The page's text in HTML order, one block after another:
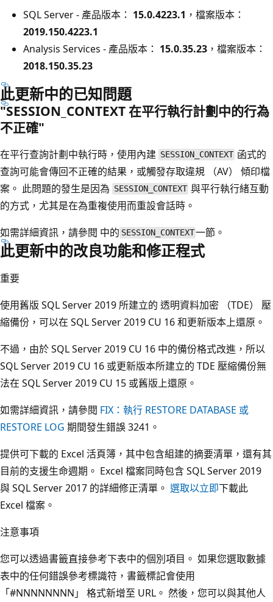
SQL Server - 產品版本： 15.0.4223.1 ，檔案版本：
2019.150.4223.1
Analysis Services - 產品版本： 15.0.35.23 ，檔案版本：
2018.150.35.23
此更新中的已知問題
"SESSION_CONTEXT 在平行執行計劃中的行為
不正確"
在平行查詢計劃中執行時，使用內建 SESSION_CONTEXT 函式的
查詢可能會傳回不正確的結果，或觸發存取違規 （AV） 傾印檔
案。 此問題的發生是因為 SESSION_CONTEXT 與平行執行緒互動
的方式，尤其是在為重複使用而重設會話時。
如需詳細資訊，請參閱 中的 SESSION_CONTEXT一節。
此更新中的改良功能和修正程式
重要
使用舊版 SQL Server 2019 所建立的 透明資料加密 （TDE） 壓
縮備份，可以在 SQL Server 2019 CU 16 和更新版本上還原。
不過，由於 SQL Server 2019 CU 16 中的備份格式改進，所以
SQL Server 2019 CU 16 或更新版本所建立的 TDE 壓縮備份無
法在 SQL Server 2019 CU 15 或舊版上還原。
如需詳細資訊，請參閱 FIX：執行 RESTORE DATABASE 或
RESTORE LOG 期間發生錯誤 3241。
提供可下載的 Excel 活頁簿，其中包含組建的摘要清單，還有其
目前的支援生命週期。 Excel 檔案同時包含 SQL Server 2019
與 SQL Server 2017 的詳細修正清單。 選取以立即下載此
Excel 檔案。
注意事項
您可以透過書籤直接參考下表中的個別項目。 如果您選取數據
表中的任何錯誤參考標識符，書籤標記會使用
「#NNNNNNNN」 格式新增至 URL。 然後，您可以與其他人